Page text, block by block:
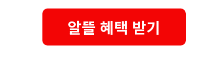
알뜰 혜택 받기